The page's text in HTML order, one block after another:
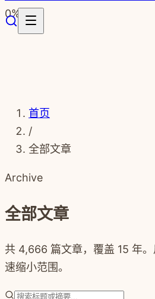
跳转到主要内容
0%
首页
/
全部文章
Archive
全部文章
共 4,666 篇文章，覆盖 15 年
速缩小范围。